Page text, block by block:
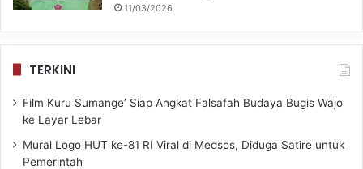
11/03/2026
TERKINI
Film Kuru Sumange’ Siap Angkat Falsafah Budaya Bugis Wajo
ke Layar Lebar
Mural Logo HUT ke-81 RI Viral di Medsos, Diduga Satire untuk
Pemerintah